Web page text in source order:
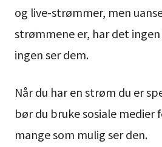
og live-strømmer, men
strømmene er, har det
ingen ser dem.
Når du har en strøm du er
bør du bruke sosiale medier
mange som mulig ser den.